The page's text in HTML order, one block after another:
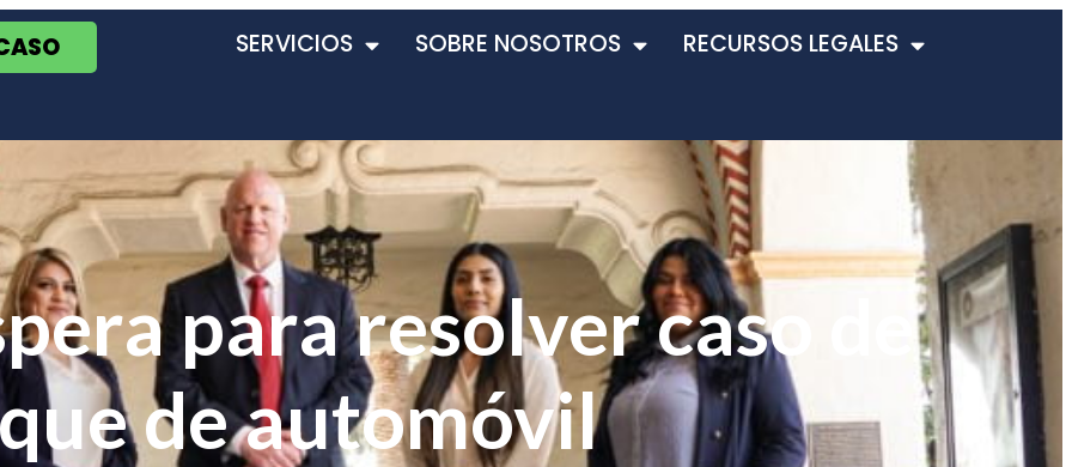
SERVICIOS SOBRE NOSOTROS RECURSOS LEGALES
para resolver caso de
de automóvil